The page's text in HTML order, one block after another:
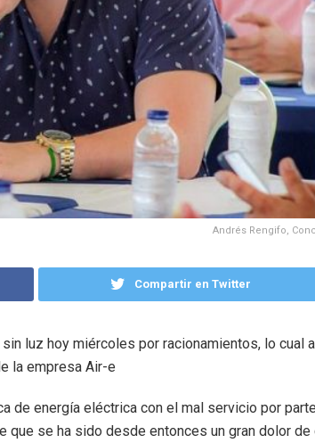
Andrés Rengifo,
Compartir en Twitter
luz hoy miércoles por racionamientos, lo cual
la empresa Air-e
de energía eléctrica con el mal servicio por
que se ha sido desde entonces un gran dolor de